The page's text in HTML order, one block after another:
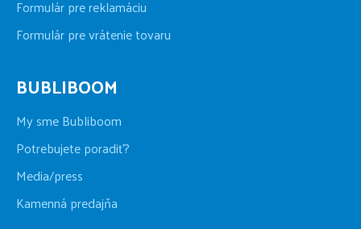
Formulár pre reklamáciu
Formulár pre vrátenie tovaru
BUBLIBOOM
My sme Bubliboom
Potrebujete poradiť?
Media/press
Kamenná predajňa